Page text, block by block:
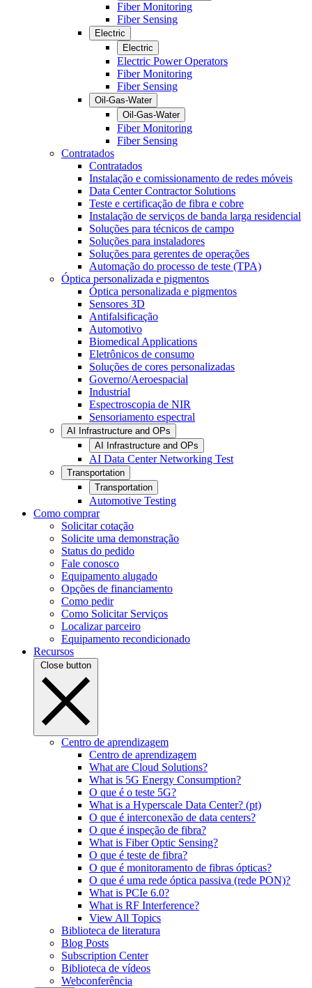
Fiber Monitoring
Fiber Sensing
Electric
Electric
Electric Power Operators
Fiber Monitoring
Fiber Sensing
Oil-Gas-Water
Oil-Gas-Water
Fiber Monitoring
Fiber Sensing
Contratados
Contratados
Instalação e comissionamento de redes móveis
Data Center Contractor Solutions
Teste e certificação de fibra e cobre
Instalação de serviços de banda larga residencial
Soluções para técnicos de campo
Soluções para instaladores
Soluções para gerentes de operações
Automação do processo de teste (TPA)
Óptica personalizada e pigmentos
Óptica personalizada e pigmentos
Sensores 3D
Antifalsificação
Automotivo
Biomedical Applications
Eletrônicos de consumo
Soluções de cores personalizadas
Governo/Aeroespacial
Industrial
Espectroscopia de NIR
Sensoriamento espectral
AI Infrastructure and OPs
AI Infrastructure and OPs
AI Data Center Networking Test
Transportation
Transportation
Automotive Testing
Como comprar
Solicitar cotação
Solicite uma demonstração
Status do pedido
Fale conosco
Equipamento alugado
Opções de financiamento
Como pedir
Como Solicitar Serviços
Localizar parceiro
Equipamento recondicionado
Recursos
Close button
Centro de aprendizagem
Centro de aprendizagem
What are Cloud Solutions?
What is 5G Energy Consumption?
O que é o teste 5G?
What is a Hyperscale Data Center? (pt)
O que é interconexão de data centers?
O que é inspeção de fibra?
What is Fiber Optic Sensing?
O que é teste de fibra?
O que é monitoramento de fibras ópticas?
O que é uma rede óptica passiva (rede PON)?
What is PCIe 6.0?
What is RF Interference?
View All Topics
Biblioteca de literatura
Blog Posts
Subscription Center
Biblioteca de vídeos
Webconferência